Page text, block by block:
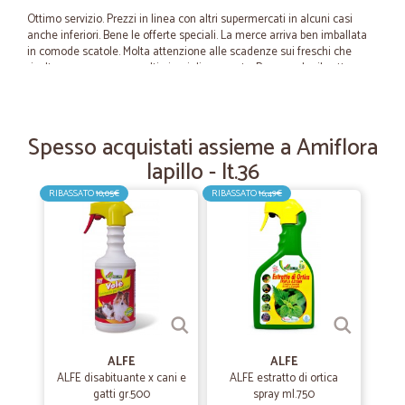
Ottimo servizio. Prezzi in linea con altri supermercati in alcuni casi
anche inferiori. Bene le offerte speciali. La merce arriva ben imballata
in comode scatole. Molta attenzione alle scadenze sui freschi che
risultano sempre con molti giorni di comporto. Bene anche il settore
molto contenta e penso che Cicalia sia diventato il mio supermercato
di fiducia.
—
Sono soddisfatto
29/03/2020
—Giuseppina D.
Servizio velocissimo
Spesso acquistati assieme a Amiflora
lapillo - lt.36
RIBASSATO10,05€
ALFE
ALFE disabituante x cani e
gatti gr.500
RIBASSATO16,49€
ALFE
ALFE estratto di ortica
spray ml.750